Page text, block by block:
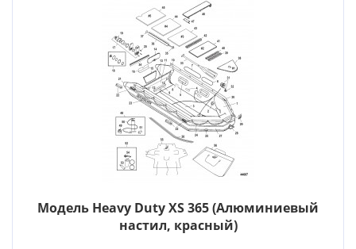
Модель Heavy Duty XS 365 (Алюминиевый
настил, красный)